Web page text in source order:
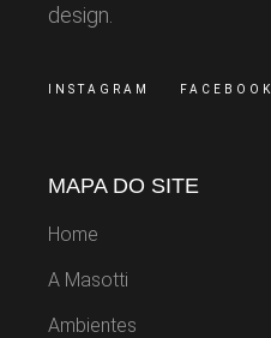
design.
INSTAGRAM FACEBOOK
MAPA DO SITE
Home
A Masotti
Ambientes